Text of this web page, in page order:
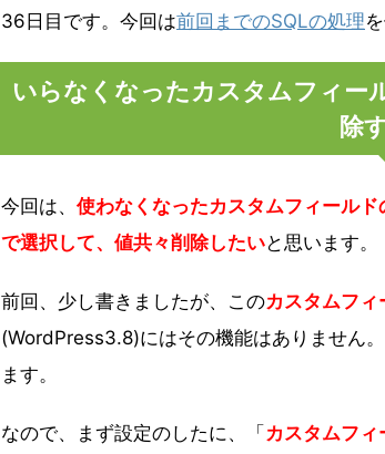
36日目です。今回は前回までのSQLの処理
いらなくなったカスタムフィー
除
今回は、 使わなくなったカスタムフィール
で選択して、値共々削除したいと思います。
前回、少し書きましたが、このカスタムフ
(WordPress3.8)にはその機能はありません
ます。
なので、まず設定のしたに、「 カスタムフィ